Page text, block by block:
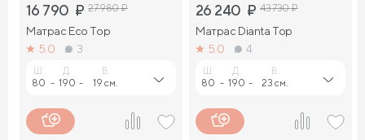
16 790 ₽ 27 980₽
Матрас Eco Top
5.0
3
Ш.
80 -
Д.
190 -
В.
19 см.
26 240 ₽ 43 730₽
Матрас Dianta Top
5.0
4
Ш.
80 -
Д.
190 -
В.
23 см.